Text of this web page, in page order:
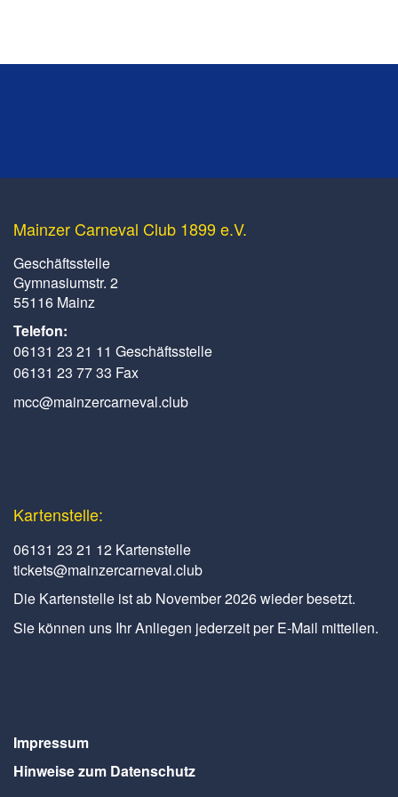
Mainzer Carneval Club 1899 e.V.
Geschäftsstelle
Gymnasiumstr. 2
55116 Mainz
Telefon:
06131 23 21 11 Geschäftsstelle
06131 23 77 33 Fax
mcc@mainzercarneval.club
Kartenstelle:
06131 23 21 12 Kartenstelle
tickets@mainzercarneval.club
Die Kartenstelle ist ab November 2026 wieder besetzt.
Sie können uns Ihr Anliegen jederzeit per E-Mail mitteilen.
Impressum
Hinweise zum Datenschutz